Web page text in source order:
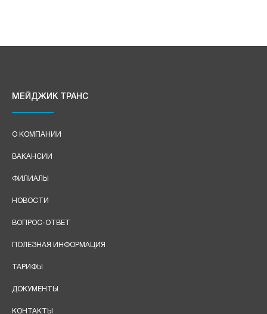
МЕЙДЖИК ТРАНС
О КОМПАНИИ
ВАКАНСИИ
ФИЛИАЛЫ
НОВОСТИ
ВОПРОС-ОТВЕТ
ПОЛЕЗНАЯ ИНФОРМАЦИЯ
ТАРИФЫ
ДОКУМЕНТЫ
КОНТАКТЫ